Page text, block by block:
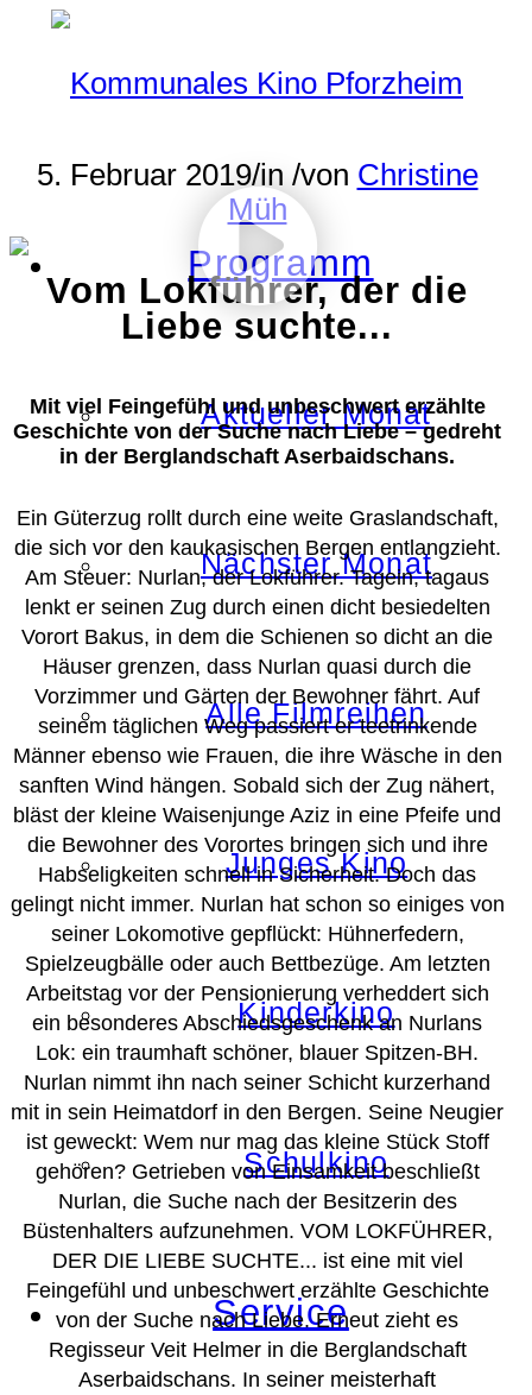
Programm
Aktueller Monat
Nächster Monat
Alle Filmreihen
Junges Kino
Kinderkino
Schulkino
Service
5. Februar 2019/in /von Christine
Müh
Vom Lokführer, der die
Liebe suchte...
Mit viel Feingefühl und unbeschwert erzählte
Geschichte von der Suche nach Liebe – gedreht
in der Berglandschaft Aserbaidschans.
Ein Güterzug rollt durch eine weite Graslandschaft,
die sich vor den kaukasischen Bergen entlangzieht.
Am Steuer: Nurlan, der Lokführer. Tagein, tagaus
lenkt er seinen Zug durch einen dicht besiedelten
Vorort Bakus, in dem die Schienen so dicht an die
Häuser grenzen, dass Nurlan quasi durch die
Vorzimmer und Gärten der Bewohner fährt. Auf
seinem täglichen Weg passiert er teetrinkende
Männer ebenso wie Frauen, die ihre Wäsche in den
sanften Wind hängen. Sobald sich der Zug nähert,
bläst der kleine Waisenjunge Aziz in eine Pfeife und
die Bewohner des Vorortes bringen sich und ihre
Habseligkeiten schnell in Sicherheit. Doch das
gelingt nicht immer. Nurlan hat schon so einiges von
seiner Lokomotive gepflückt: Hühnerfedern,
Spielzeugbälle oder auch Bettbezüge. Am letzten
Arbeitstag vor der Pensionierung verheddert sich
ein besonderes Abschiedsgeschenk an Nurlans
Lok: ein traumhaft schöner, blauer Spitzen-BH.
Nurlan nimmt ihn nach seiner Schicht kurzerhand
mit in sein Heimatdorf in den Bergen. Seine Neugier
ist geweckt: Wem nur mag das kleine Stück Stoff
gehören? Getrieben von Einsamkeit beschließt
Nurlan, die Suche nach der Besitzerin des
Büstenhalters aufzunehmen. VOM LOKFÜHRER,
DER DIE LIEBE SUCHTE... ist eine mit viel
Feingefühl und unbeschwert erzählte Geschichte
von der Suche nach Liebe. Erneut zieht es
Regisseur Veit Helmer in die Berglandschaft
Aserbaidschans. In seiner meisterhaft